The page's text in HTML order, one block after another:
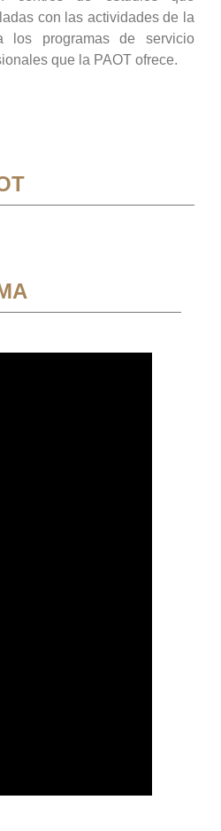
con las actividades de la
los programas de servicio
que la PAOT ofrece.